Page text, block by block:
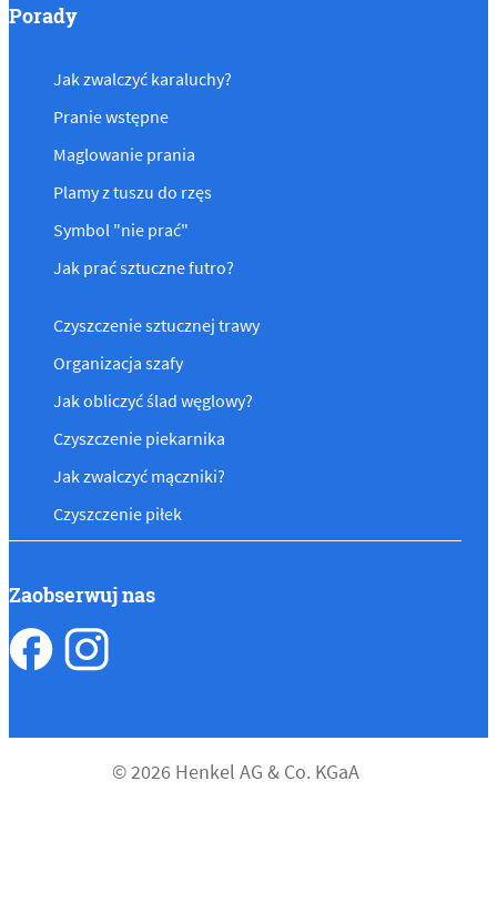
Porady
Jak zwalczyć karaluchy?
Pranie wstępne
Maglowanie prania
Plamy z tuszu do rzęs
Symbol "nie prać"
Jak prać sztuczne futro?
Czyszczenie sztucznej trawy
Organizacja szafy
Jak obliczyć ślad węglowy?
Czyszczenie piekarnika
Jak zwalczyć mączniki?
Czyszczenie piłek
Zaobserwuj nas
© 2026 Henkel AG & Co. KGaA